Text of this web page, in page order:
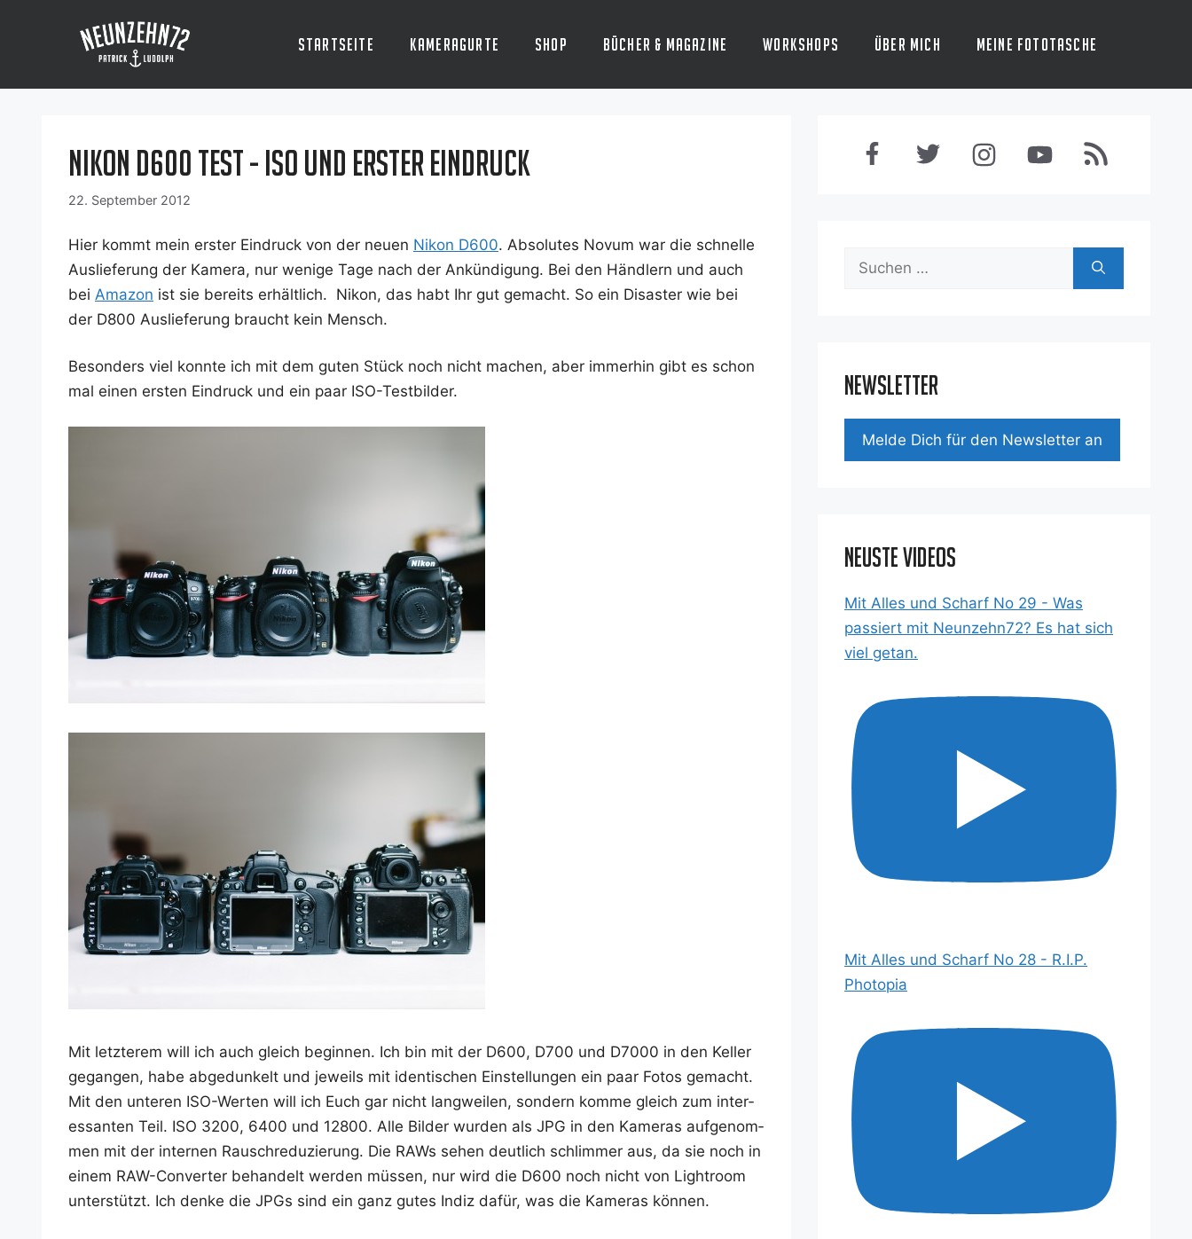
Startseite Kameragurte Shop Bücher & Magazine Workshops Über mich Meine Fototasche
Nikon D600 Test - ISO und erster Eindruck
22. September 2012
Hier kommt mein ers­ter Ein­druck von der neu­en Nikon D600. Abso­lu­tes Novum war die schnel­le
Aus­lie­fe­rung der Kame­ra, nur weni­ge Tage nach der Ankün­di­gung. Bei den Händ­lern und auch
bei Ama­zon ist sie bereits erhält­lich. Nikon, das habt Ihr gut gemacht. So ein Dis­as­ter wie bei
der D800 Aus­lie­fe­rung braucht kein Mensch.
Beson­ders viel konn­te ich mit dem guten Stück noch nicht machen, aber immer­hin gibt es schon
mal einen ers­ten Ein­druck und ein paar ISO-Testbilder.
Mit letz­te­rem will ich auch gleich begin­nen. Ich bin mit der D600, D700 und D7000 in den Kel­ler
gegan­gen, habe abge­dun­kelt und jeweils mit iden­ti­schen Ein­stel­lun­gen ein paar Fotos gemacht.
Mit den unte­ren ISO-Wer­ten will ich Euch gar nicht lang­wei­len, son­dern kom­me gleich zum inter­
es­san­ten Teil. ISO 3200, 6400 und 12800. Alle Bil­der wur­den als JPG in den Kame­ras auf­ge­nom­
men mit der inter­nen Rausch­re­du­zie­rung. Die RAWs sehen deut­lich schlim­mer aus, da sie noch in
einem RAW-Con­ver­ter behan­delt wer­den müs­sen, nur wird die D600 noch nicht von Ligh­t­room
unter­stützt. Ich den­ke die JPGs sind ein ganz gutes Indiz dafür, was die Kame­ras können.
Suchen
Newsletter
Mel­de Dich für den News­let­ter an
Neuste Videos
Mit Alles und Scharf No 29 - Was
passiert mit Neunzehn72? Es hat sich
viel getan.
Mit Alles und Scharf No 28 - R.I.P.
Photopia